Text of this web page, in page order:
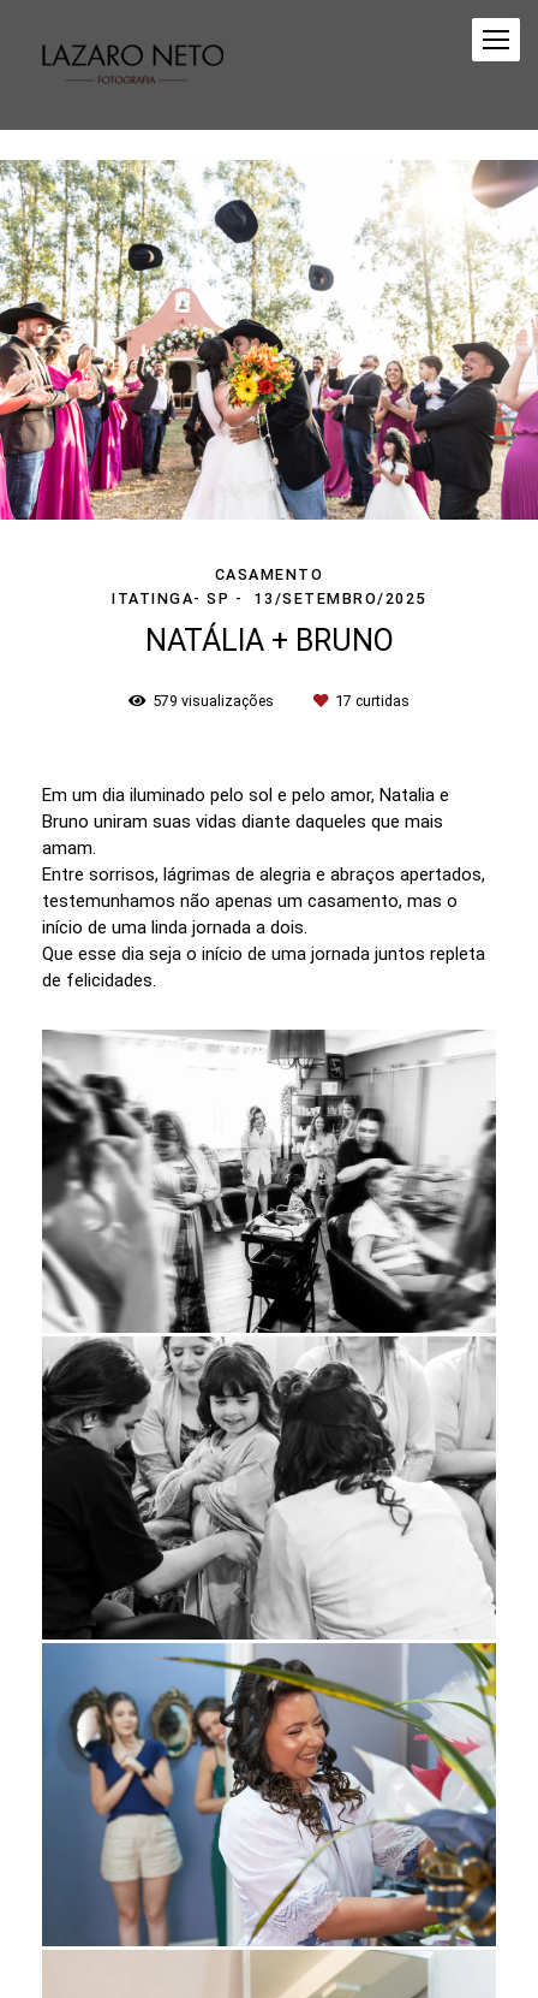
CASAMENTO
ITATINGA- SP
13/SETEMBRO/2025
NATÁLIA + BRUNO
579 visualizações 17 curtidas
Em um dia iluminado pelo sol e pelo amor, Natalia e
Bruno uniram suas vidas diante daqueles que mais
amam.
Entre sorrisos, lágrimas de alegria e abraços apertados,
testemunhamos não apenas um casamento, mas o
início de uma linda jornada a dois.
Que esse dia seja o início de uma jornada juntos repleta
de felicidades.